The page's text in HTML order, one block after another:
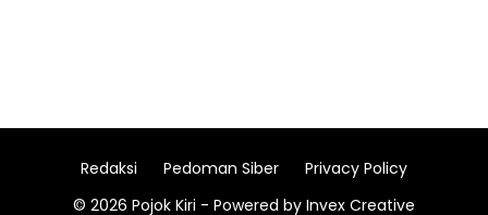
Redaksi Pedoman Siber
Privacy Policy
© 2026 Pojok Kiri - Powered by Invex Creative